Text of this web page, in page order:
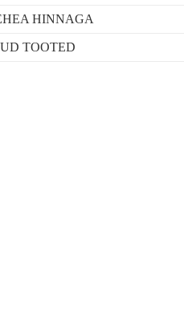
HINNAGA
TOOTED